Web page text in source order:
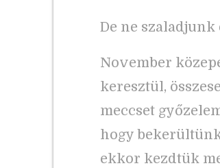
De ne
November
keresztül,
meccset
hogy bekerültünk
ekkor kezdtük